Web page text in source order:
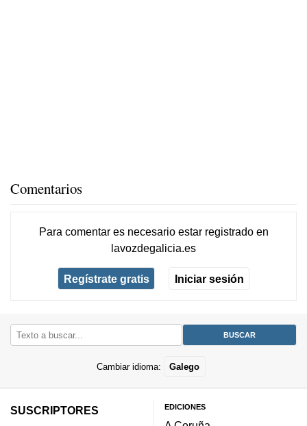
Comentarios
Para comentar es necesario estar registradoen
lavozdegalicia.es
Regístrate gratis Iniciar sesión
Cambiar idioma: Galego
SUSCRIPTORES
EDICIONES